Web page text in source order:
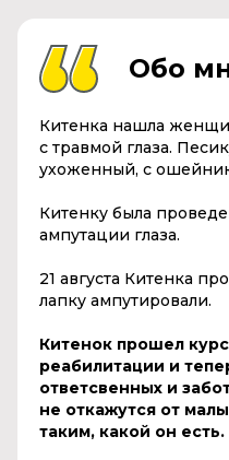
Обо
Китенка нашла
с травмой глаза.
ухоженный, с
Китенку была
ампутации глаза.
21 августа Китенка
лапку ампутировали.
Китенок прошел
реабилитации и
ответсвенных и
не откажутся от
таким, какой он есть.